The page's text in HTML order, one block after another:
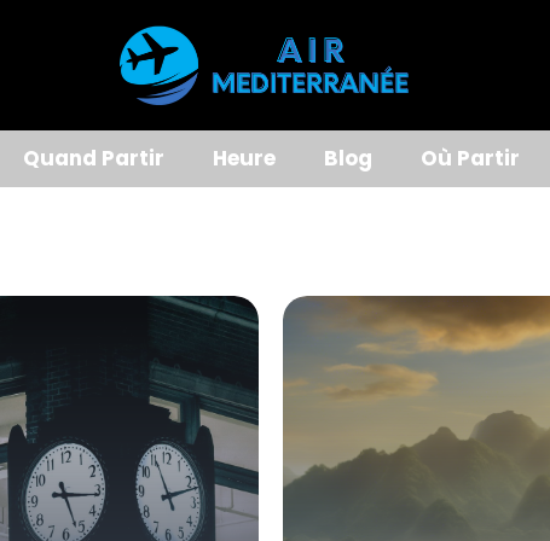
Quand Partir Heure Blog Où Partir